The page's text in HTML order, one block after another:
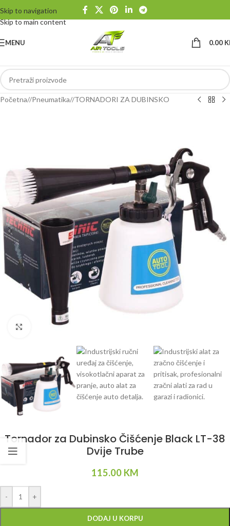
Skip to navigation
Skip to main content
MENU 0.00
Početna/ Pneumatika/ TORNADORI ZA DUBINSKO
Klikni da uvećaš
Tornador za Dubinsko Čišćenje Black LT-38
Dvije Trube
115.00 KM
- +
DODAJ U KORPU